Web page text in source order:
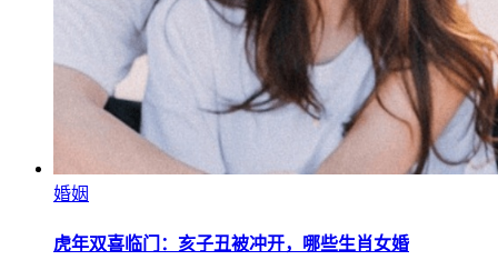
婚姻
虎年双喜临门：亥子丑被冲开，哪些生肖女婚